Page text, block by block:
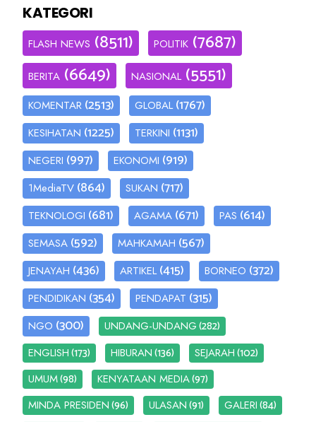
KATEGORI
FLASH NEWS (8511) POLITIK (7687)
BERITA (6649) NASIONAL (5551)
KOMENTAR (2513) GLOBAL (1767)
KESIHATAN (1225) TERKINI (1131)
NEGERI (997) EKONOMI (919)
1MediaTV (864) SUKAN (717)
TEKNOLOGI (681) AGAMA (671) PAS (614)
SEMASA (592) MAHKAMAH (567)
JENAYAH (436) ARTIKEL (415) BORNEO (372)
PENDIDIKAN (354) PENDAPAT (315)
NGO (300) UNDANG-UNDANG(282)
ENGLISH(173) HIBURAN(136) SEJARAH(102)
UMUM(98) KENYATAAN MEDIA(97)
MINDA PRESIDEN(96) ULASAN(91) GALERI(84)